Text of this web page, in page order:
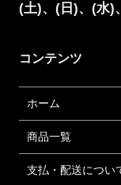
(土)、(日)、(水)
コンテンツ
ホーム
商品一覧
支払・配送につい